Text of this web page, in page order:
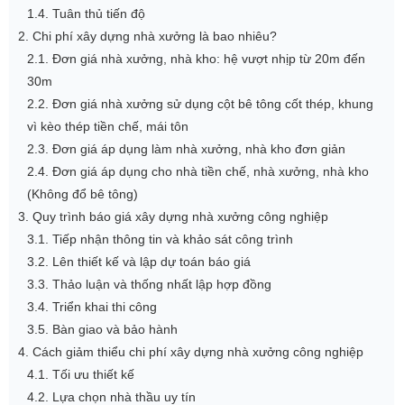
1.4. Tuân thủ tiến độ
2. Chi phí xây dựng nhà xưởng là bao nhiêu?
2.1. Đơn giá nhà xưởng, nhà kho: hệ vượt nhịp từ 20m đến
30m
2.2. Đơn giá nhà xưởng sử dụng cột bê tông cốt thép, khung
vì kèo thép tiền chế, mái tôn
2.3. Đơn giá áp dụng làm nhà xưởng, nhà kho đơn giản
2.4. Đơn giá áp dụng cho nhà tiền chế, nhà xưởng, nhà kho
(Không đổ bê tông)
3. Quy trình báo giá xây dựng nhà xưởng công nghiệp
3.1. Tiếp nhận thông tin và khảo sát công trình
3.2. Lên thiết kế và lập dự toán báo giá
3.3. Thảo luận và thống nhất lập hợp đồng
3.4. Triển khai thi công
3.5. Bàn giao và bảo hành
4. Cách giảm thiểu chi phí xây dựng nhà xưởng công nghiệp
4.1. Tối ưu thiết kế
4.2. Lựa chọn nhà thầu uy tín